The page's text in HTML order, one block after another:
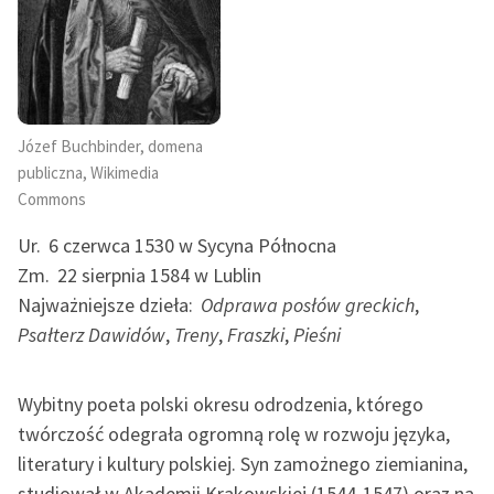
Józef Buchbinder, domena
publiczna, Wikimedia
Commons
Ur. 6 czerwca 1530 w Sycyna Północna
Zm. 22 sierpnia 1584 w Lublin
Najważniejsze dzieła: Odprawa posłów greckich,
Psałterz Dawidów, Treny,Fraszki,Pieśni
Wybitny poeta polski okresu odrodzenia, którego
twórczość odegrała ogromną rolę w rozwoju języka,
literatury i kultury polskiej. Syn zamożnego ziemianina,